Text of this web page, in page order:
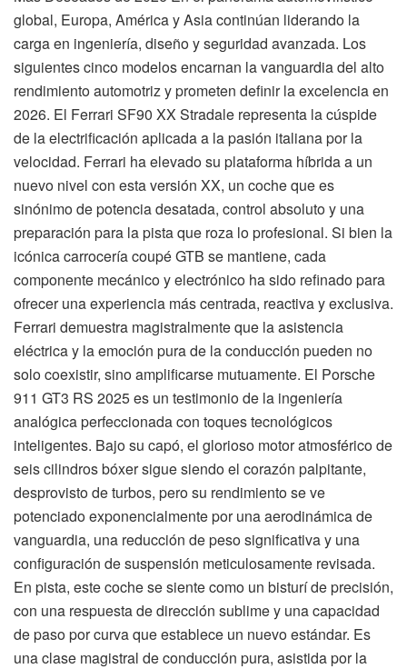
global, Europa, América y Asia continúan liderando la
carga en ingeniería, diseño y seguridad avanzada. Los
siguientes cinco modelos encarnan la vanguardia del alto
rendimiento automotriz y prometen definir la excelencia en
2026. El Ferrari SF90 XX Stradale representa la cúspide
de la electrificación aplicada a la pasión italiana por la
velocidad. Ferrari ha elevado su plataforma híbrida a un
nuevo nivel con esta versión XX, un coche que es
sinónimo de potencia desatada, control absoluto y una
preparación para la pista que roza lo profesional. Si bien la
icónica carrocería coupé GTB se mantiene, cada
componente mecánico y electrónico ha sido refinado para
ofrecer una experiencia más centrada, reactiva y exclusiva.
Ferrari demuestra magistralmente que la asistencia
eléctrica y la emoción pura de la conducción pueden no
solo coexistir, sino amplificarse mutuamente. El Porsche
911 GT3 RS 2025 es un testimonio de la ingeniería
analógica perfeccionada con toques tecnológicos
inteligentes. Bajo su capó, el glorioso motor atmosférico de
seis cilindros bóxer sigue siendo el corazón palpitante,
desprovisto de turbos, pero su rendimiento se ve
potenciado exponencialmente por una aerodinámica de
vanguardia, una reducción de peso significativa y una
configuración de suspensión meticulosamente revisada.
En pista, este coche se siente como un bisturí de precisión,
con una respuesta de dirección sublime y una capacidad
de paso por curva que establece un nuevo estándar. Es
una clase magistral de conducción pura, asistida por la